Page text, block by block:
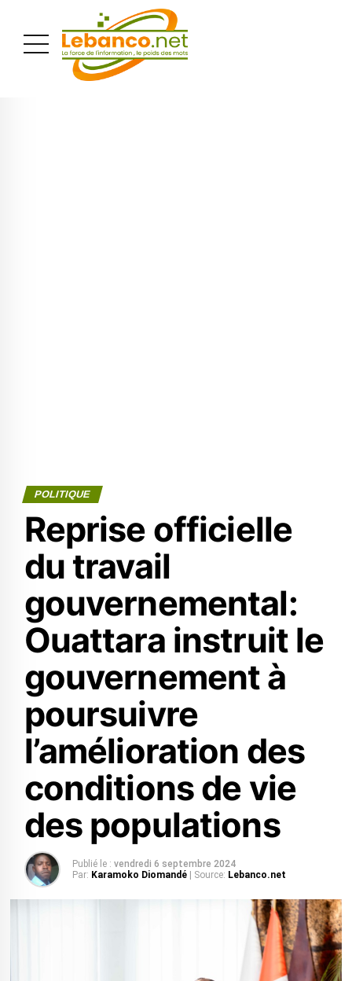
POLITIQUE
Reprise officielle
du travail
gouvernemental:
Ouattara instruit le
gouvernement à
poursuivre
l’amélioration des
conditions de vie
des populations
Publié le : vendredi 6 septembre 2024
Par: Karamoko Diomandé | Source: Lebanco.net